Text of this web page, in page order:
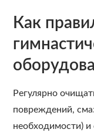
Как
Регулярно
повреждений,
необходимости) и